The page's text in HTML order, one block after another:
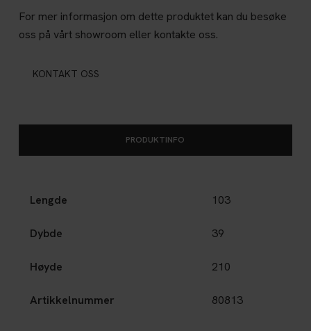
For mer informasjon om dette produktet kan du besøke
oss på vårt showroom eller kontakte oss.
KONTAKT OSS
PRODUKTINFO
Lengde 103
Dybde 39
Høyde 210
Artikkelnummer 80813